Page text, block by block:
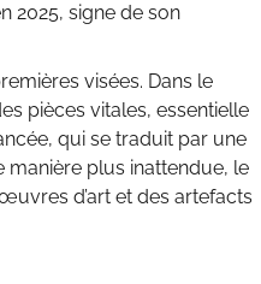
2025, signe de son
visées. Dans le
pièces vitales, essentielle
qui se traduit par une
manière plus inattendue, le
d’art et des artefacts